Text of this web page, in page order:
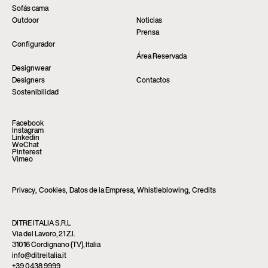
Sofás cama
Outdoor
Noticias
Prensa
Configurador
Área Reservada
Designwear
Designers
Contactos
Sostenibilidad
Facebook
Instagram
Linkedin
WeChat
Pinterest
Vimeo
Privacy, Cookies, Datos de la Empresa, Whistleblowing, Credits
DITRE ITALIA S.R.L
Via del Lavoro, 21 Z.I.
31016 Cordignano (TV), Italia
info@ditreitalia.it